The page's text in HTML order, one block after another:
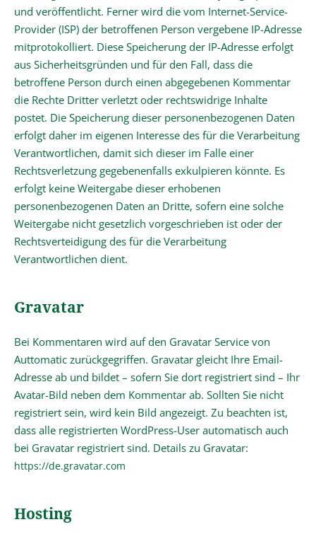
und veröffentlicht. Ferner wird die vom Internet-Service-
Provider (ISP) der betroffenen Person vergebene IP-Adresse
mitprotokolliert. Diese Speicherung der IP-Adresse erfolgt
aus Sicherheitsgründen und für den Fall, dass die
betroffene Person durch einen abgegebenen Kommentar
die Rechte Dritter verletzt oder rechtswidrige Inhalte
postet. Die Speicherung dieser personenbezogenen Daten
erfolgt daher im eigenen Interesse des für die Verarbeitung
Verantwortlichen, damit sich dieser im Falle einer
Rechtsverletzung gegebenenfalls exkulpieren könnte. Es
erfolgt keine Weitergabe dieser erhobenen
personenbezogenen Daten an Dritte, sofern eine solche
Weitergabe nicht gesetzlich vorgeschrieben ist oder der
Rechtsverteidigung des für die Verarbeitung
Verantwortlichen dient.
Gravatar
Bei Kommentaren wird auf den Gravatar Service von
Auttomatic zurückgegriffen. Gravatar gleicht Ihre Email-
Adresse ab und bildet – sofern Sie dort registriert sind – Ihr
Avatar-Bild neben dem Kommentar ab. Sollten Sie nicht
registriert sein, wird kein Bild angezeigt. Zu beachten ist,
dass alle registrierten WordPress-User automatisch auch
bei Gravatar registriert sind. Details zu Gravatar:
https://de.gravatar.com
Hosting